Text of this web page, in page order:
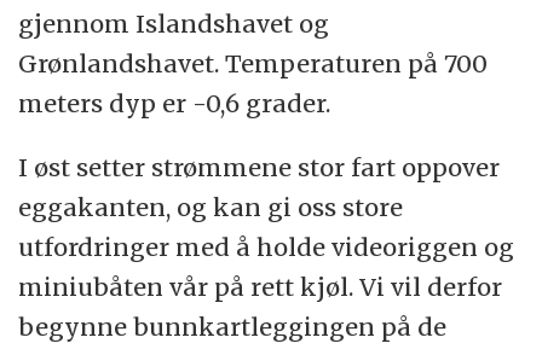
gjennom Islandshavet og
Grønlandshavet. Temperaturen på 700
meters dyp er -0,6 grader.
I øst setter strømmene stor fart oppover
eggakanten, og kan gi oss store
utfordringer med å holde videoriggen og
miniubåten vår på rett kjøl. Vi vil derfor
begynne bunnkartleggingen på de